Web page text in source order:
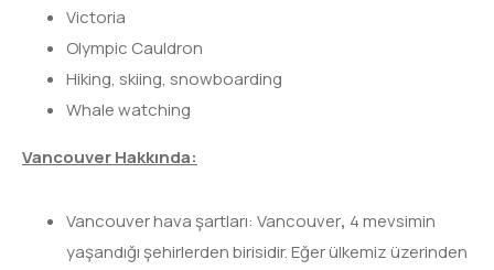
Victoria
Olympic Cauldron
Hiking, skiing, snowboarding
Whale watching
Vancouver Hakkında:
Vancouver hava şartları: Vancouver, 4 mevsimin
yaşandığı şehirlerden birisidir. Eğer ülkemiz üzerinden